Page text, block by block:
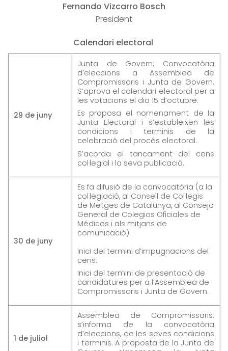
Fernando Vizcarro Bosch
President
Calendari electoral
29 de juny
Junta de Govern: Convocatòria
d’eleccions a Assemblea de
Compromissaris i Junta de Govern.
S’aprova el calendari electoral per a
les votacions el dia 15 d’octubre.
Es proposa el nomenament de la
Junta Electoral i s’estableixen les
condicions i terminis de la
celebració del procés electoral.
S’acorda el tancament del cens
col·legial i la seva publicació.
30 de juny
Es fa difusió de la convocatòria (a la
col·legiació, al Consell de Col·legis
de Metges de Catalunya, al Consejo
General de Colegios Oficiales de
Médicos i als mitjans de
comunicació).
Inici del termini d’impugnacions del
cens.
Inici del termini de presentació de
candidatures per a l’Assemblea de
Compromissaris i Junta de Govern.
1 de juliol
Assemblea de Compromissaris:
s’informa de la convocatòria
d’eleccions, de les seves condicions
i terminis. A proposta de la Junta de